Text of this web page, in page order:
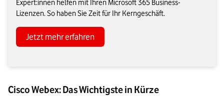
Expert:innen helfen mit Ihren Microsoft 365 Business-
Lizenzen. So haben Sie Zeit für Ihr Kerngeschäft.
Jetzt mehr erfahren
Cisco Webex: Das Wichtigste in Kürze